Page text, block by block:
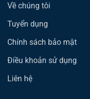
Về chúng tôi
Tuyển dụng
Chính sách bảo mật
Điều khoản sử dụng
Liên hệ